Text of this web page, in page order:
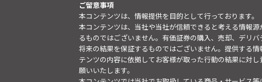
ご留意事項
本コンテンツは、情報提供を目的として行っております。
本コンテンツは、当社や当社が信頼できると考える情報
るものではございません。有価証券の購入、売却、デリ
将来の結果を保証するものではございません。提供する
テンツの内容に依拠してお客様が取った行動の結果に対
願いいたします。